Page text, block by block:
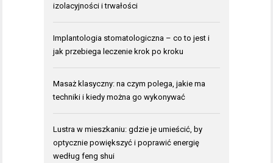
izolacyjności i trwałości
Implantologia stomatologiczna – co to jest i
jak przebiega leczenie krok po kroku
Masaż klasyczny: na czym polega, jakie ma
techniki i kiedy można go wykonywać
Lustra w mieszkaniu: gdzie je umieścić, by
optycznie powiększyć i poprawić energię
według feng shui